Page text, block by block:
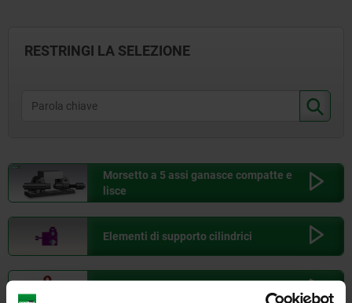
50,000
75,000 179,95
150,000 KG 301,95
RESTRINGI LA SELEZIONE
Morsetto a 5 assi ganasce compatte e
lisce
Elementi di supporto cilindrici